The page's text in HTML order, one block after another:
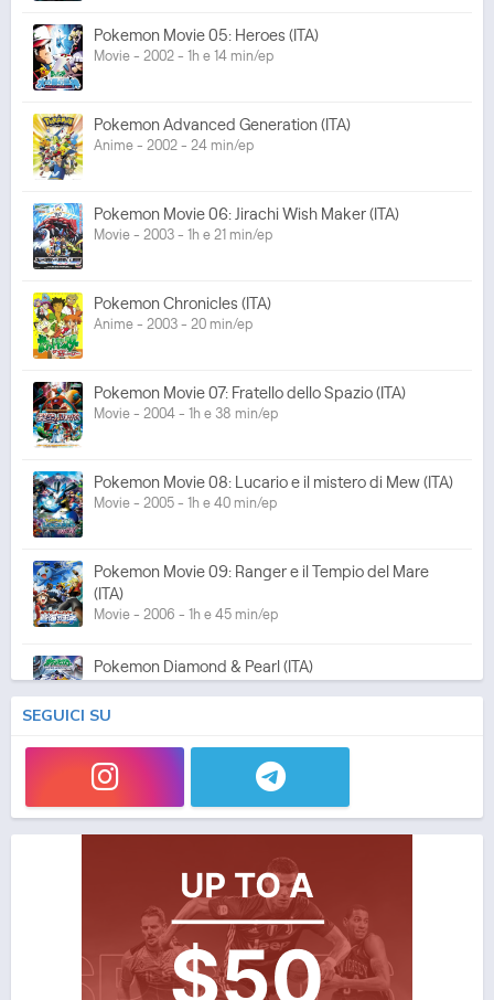
Pokemon Movie 05: Heroes (ITA)
Movie - 2002 - 1h e 14 min/ep
Pokemon Advanced Generation (ITA)
Anime - 2002 - 24 min/ep
Pokemon Movie 06: Jirachi Wish Maker (ITA)
Movie - 2003 - 1h e 21 min/ep
Pokemon Chronicles (ITA)
Anime - 2003 - 20 min/ep
Pokemon Movie 07: Fratello dello Spazio (ITA)
Movie - 2004 - 1h e 38 min/ep
Pokemon Movie 08: Lucario e il mistero di Mew (ITA)
Movie - 2005 - 1h e 40 min/ep
Pokemon Movie 09: Ranger e il Tempio del Mare
(ITA)
Movie - 2006 - 1h e 45 min/ep
Pokemon Diamond & Pearl (ITA)
Pokemon Movie 10: L'ascesa di Darkrai (ITA)
Movie - 2007 - 1h e 30 min/ep
Movie - 2008 - 1h e 36 min/ep
Pokemon Movie 12: Arceus e il Gioiello della Vita (ITA)
Movie - 2009 - 1h e 34 min/ep
SEGUICI SU